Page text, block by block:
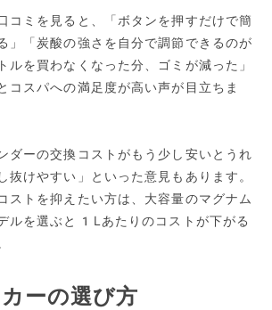
コミを見ると、「ボタンを押すだけで簡
」「炭酸の強さを自分で調節できるのが
ルを買わなくなった分、ゴミが減った」
コスパへの満足度が高い声が目立ちま
ダーの交換コストがもう少し安いとうれ
抜けやすい」といった意見もあります。
ストを抑えたい方は、大容量のマグナム
ルを選ぶと1Lあたりのコストが下がる
ーの選び方